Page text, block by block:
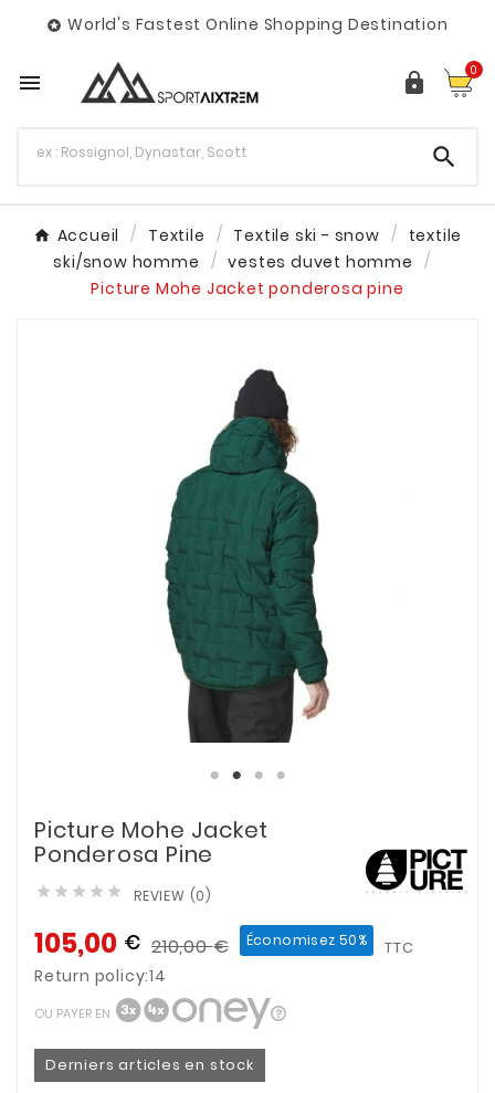
 World's Fastest Online Shopping Destination
  0

Accueil Textile Textile ski - snow
textile
ski/snow homme
vestes duvet homme
Picture Mohe Jacket ponderosa pine
Picture Mohe Jacket
Ponderosa Pine
     REVIEW (0)
105,00 € 210,00€ Économisez 50% TTC
Return policy:14
OU PAYER EN
Derniers articles en stock